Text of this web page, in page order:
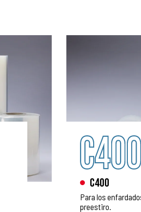
C400
Para los
preestiro.